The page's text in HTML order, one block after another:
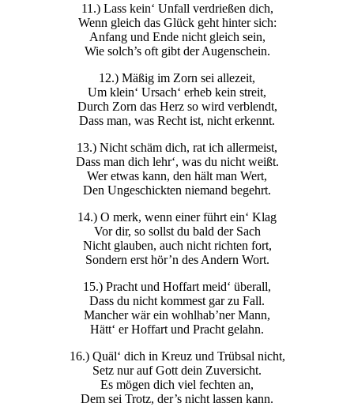
11.) Lass kein‘ Unfall verdrießen dich,
Wenn gleich das Glück geht hinter sich:
Anfang und Ende nicht gleich sein,
Wie solch’s oft gibt der Augenschein.
12.) Mäßig im Zorn sei allezeit,
Um klein‘ Ursach‘ erheb kein streit,
Durch Zorn das Herz so wird verblendt,
Dass man, was Recht ist, nicht erkennt.
13.) Nicht schäm dich, rat ich allermeist,
Dass man dich lehr‘, was du nicht weißt.
Wer etwas kann, den hält man Wert,
Den Ungeschickten niemand begehrt.
14.) O merk, wenn einer führt ein‘ Klag
Vor dir, so sollst du bald der Sach
Nicht glauben, auch nicht richten fort,
Sondern erst hör’n des Andern Wort.
15.) Pracht und Hoffart meid‘ überall,
Dass du nicht kommest gar zu Fall.
Mancher wär ein wohlhab’ner Mann,
Hätt‘ er Hoffart und Pracht gelahn.
16.) Quäl‘ dich in Kreuz und Trübsal nicht,
Setz nur auf Gott dein Zuversicht.
Es mögen dich viel fechten an,
Dem sei Trotz, der’s nicht lassen kann.